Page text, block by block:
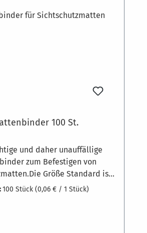
100 St.
und daher unauffällige
zum Befestigen von
Größe Standard ist
für die Anbringung an
100 Stück (0,06 € / 1 Stück)